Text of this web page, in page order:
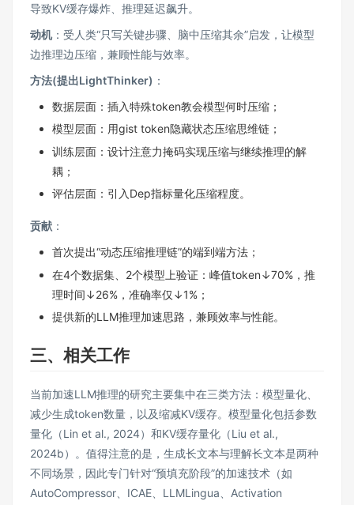
导致KV缓存爆炸、推理延迟飙升。
动机：受人类“只写关键步骤、脑中压缩其余”启发，让模型
边推理边压缩，兼顾性能与效率。
方法(提出LightThinker) ：
数据层面：插入特殊token教会模型何时压缩；
模型层面：用gist token隐藏状态压缩思维链；
训练层面：设计注意力掩码实现压缩与继续推理的解
耦；
评估层面：引入Dep指标量化压缩程度。
贡献 ：
首次提出“动态压缩推理链”的端到端方法；
在4个数据集、2个模型上验证：峰值token↓70%，推
理时间↓26%，准确率仅↓1%；
提供新的LLM推理加速思路，兼顾效率与性能。
三、相关工作
当前加速LLM推理的研究主要集中在三类方法：模型量化、
减少生成token数量，以及缩减KV缓存。模型量化包括参数
量化（Lin et al., 2024）和KV缓存量化（Liu et al.,
2024b）。值得注意的是，生成长文本与理解长文本是两种
不同场景，因此专门针对“预填充阶段”的加速技术（如
AutoCompressor、ICAE、LLMLingua、Activation